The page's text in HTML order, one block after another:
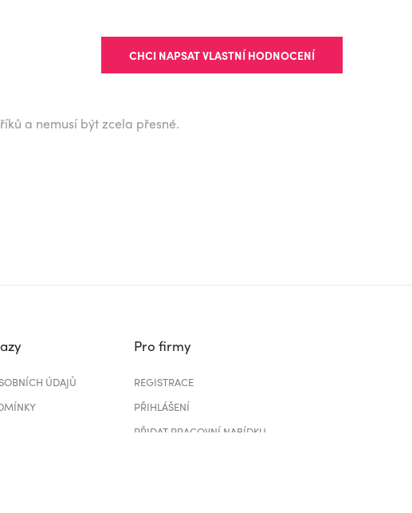
CHCI NAPSAT VLASTNÍ HODNOCENÍ
a nemusí být zcela přesné.
ÚDAJŮ
Pro firmy
REGISTRACE
PŘIHLÁŠENÍ
PŘIDAT PRACOVNÍ NABÍDKU